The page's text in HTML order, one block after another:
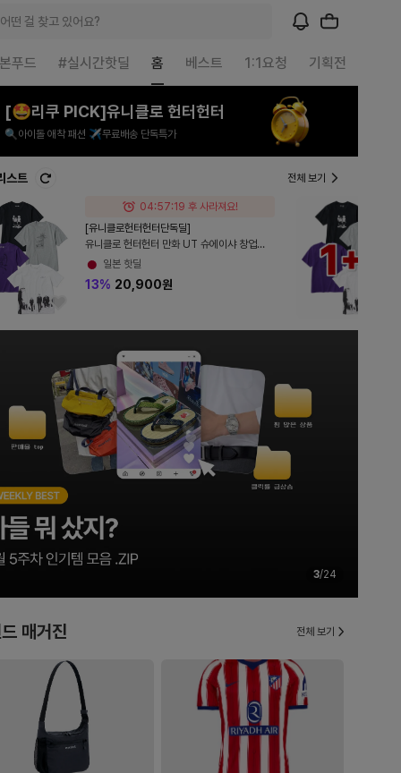
어떤 걸 찾고 있어요?
푸드 #실시간핫딜 홈 베스트 1:1요청 기획전
[🤩리쿠 PICK]유니클로 헌터헌터
🔍아이돌 애착 패션 ✈️무료배송 단독특가
스트 전체 보기
04:57:18 후 사라져요!
[유니클로헌터헌터단독딜]
유니클로 헌터헌터 만화 UT 슈에이샤 창업
100주년 3컬러 484778 484779
482772 487556
일본 핫딜
13% 20,900원
3/24
매거진 전체 보기